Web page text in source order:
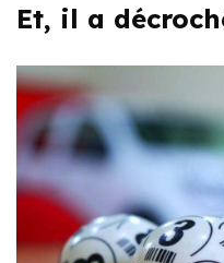
Et, il a